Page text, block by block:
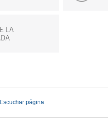
LA
en ventana nueva
Escuchar página